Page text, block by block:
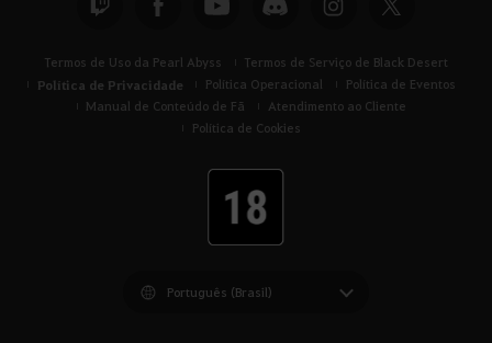
Termos de Uso da Pearl Abyss Termos de Serviço de Black Desert
Política de Privacidade Política Operacional
Política de Eventos
Manual de Conteúdo de Fã
Atendimento ao Cliente
Política de Cookies